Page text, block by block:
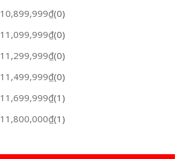
10,899,999₫(0)
11,099,999₫(0)
11,299,999₫(0)
11,499,999₫(0)
11,699,999₫(1)
11,800,000₫(1)